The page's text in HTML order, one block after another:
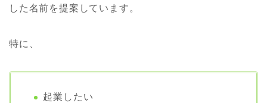
した名前を提案しています。
特に、
起業したい